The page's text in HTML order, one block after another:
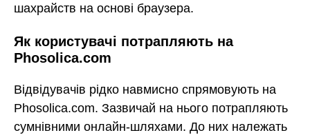
шахрайств на основі браузера.
Як користувачі потрапляють на
Phosolica.com
Відвідувачів рідко навмисно спрямовують на
Phosolica.com. Зазвичай на нього потрапляють
сумнівними онлайн-шляхами. До них належать